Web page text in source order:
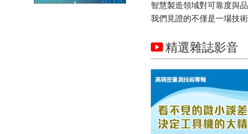
智慧製造領域對可靠度與
我們見證的不僅是一場技
精選雜誌影音